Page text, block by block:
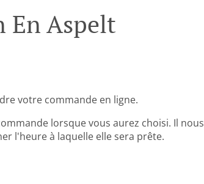
En Aspelt
votre commande en ligne.
lorsque vous aurez choisi. Il nous
l'heure à laquelle elle sera prête.